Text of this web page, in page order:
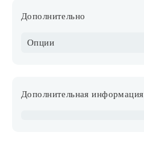
Дополнительно
Опции
Дополнительная информация